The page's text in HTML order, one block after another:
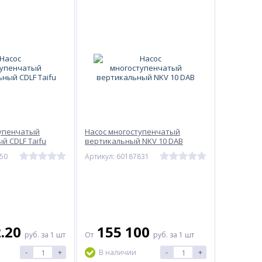
сталь
взаимозаменяемость однотипных насосов различных
CDLF Taifu
руб. за 1 шт
- +
Насос многоступенчатый
вертикальный NKV 10 DAB
Артикул: 60187831
От 155 100 руб. за 1 шт
В наличии
- +